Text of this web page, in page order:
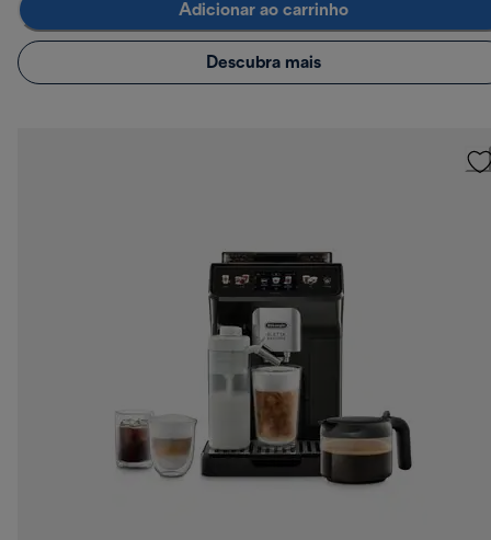
Adicionar ao carrinho
Descubra mais